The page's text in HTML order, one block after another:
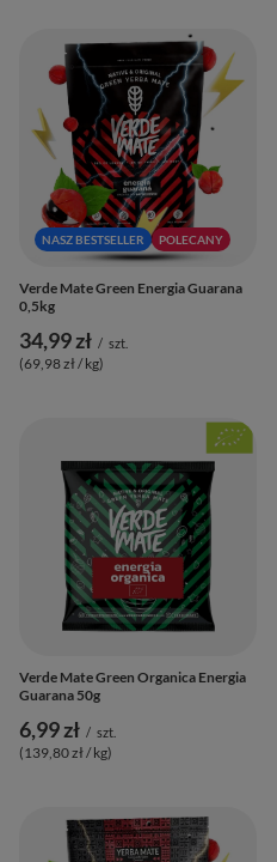
NASZ BESTSELLER POLECANY
Verde Mate Green Energia Guarana
0,5kg
34,99 zł / szt.
(69,98 zł / kg)
Verde Mate Green Organica Energia
Guarana 50g
6,99 zł / szt.
(139,80 zł / kg)